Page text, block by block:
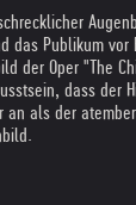
das Publikum vor
der Oper "The
dass der
an als der